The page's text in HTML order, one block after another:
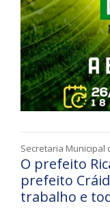
Secretaria Municipal
O prefeito
prefeito
trabalho e